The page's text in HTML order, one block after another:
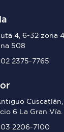
4, 6-32 zona
508
2375-7765
Cuscatlán,
6 La Gran
2206-7100